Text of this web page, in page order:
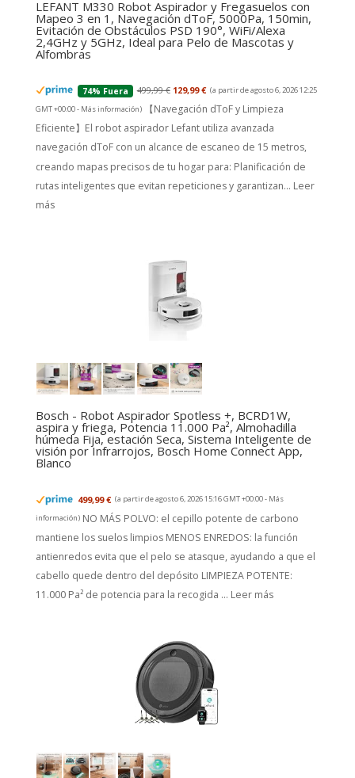
Evitación de Obstáculos PSD 190°, WiFi/Alexa
2,4GHz y 5GHz, Ideal para Pelo de Mascotas y
Alfombras
GMT +00:00 - Más información) 【Navegación dToF y Limpieza
Eficiente】El robot aspirador Lefant utiliza avanzada
navegación dToF con un alcance de escaneo de 15 metros,
creando mapas precisos de tu hogar para: Planificación de
rutas inteligentes que evitan repeticiones y garantizan... Leer
más
Bosch - Robot Aspirador Spotless +, BCRD1W,
aspira y friega, Potencia 11.000 Pa², Almohadilla
húmeda Fija, estación Seca, Sistema Inteligente de
visión por Infrarrojos, Bosch Home Connect App,
Blanco
información ) NO MÁS POLVO: el cepillo potente de carbono
mantiene los suelos limpios MENOS ENREDOS: la función
antienredos evita que el pelo se atasque, ayudando a que el
cabello quede dentro del depósito LIMPIEZA POTENTE:
11.000 Pa² de potencia para la recogida ...Leer más